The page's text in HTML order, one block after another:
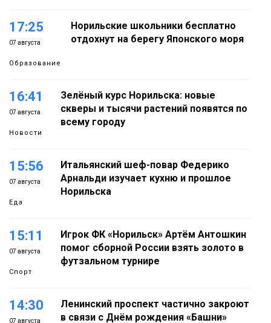
17:25
07 августа
Образование
Норильские школьники бесплатно
отдохнут на берегу Японского моря
16:41
07 августа
Новости
Зелёный курс Норильска: новые
скверы и тысячи растений появятся по
всему городу
15:56
07 августа
Еда
Итальянский шеф-повар Федерико
Арнальди изучает кухню и прошлое
Норильска
15:11
07 августа
Спорт
Игрок ФК «Норильск» Артём Антошкин
помог сборной России взять золото в
футзальном турнире
14:30
07 августа
Ленинский проспект частично закроют
в связи с Днём рождения «Башни»